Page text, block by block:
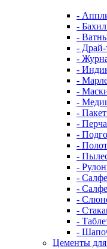
-
-
-
-
-
-
-
-
-
-
-
-
-
-
-
-
-
-
-
-
-
Цементы